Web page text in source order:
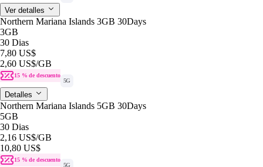
Ver detalles
Northern Mariana Islands 3GB 30Days
3GB
30 Dias
7,80 US$
2,60 US$/GB
15 % de descuento
5G
Detalles
Northern Mariana Islands 5GB 30Days
5GB
30 Dias
2,16 US$/GB
10,80 US$
15 % de descuento
5G